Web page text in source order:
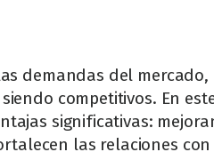
demandas del
competitivos. En
significativas:
las relaciones